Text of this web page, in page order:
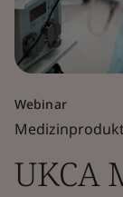
Webinar
UKCA